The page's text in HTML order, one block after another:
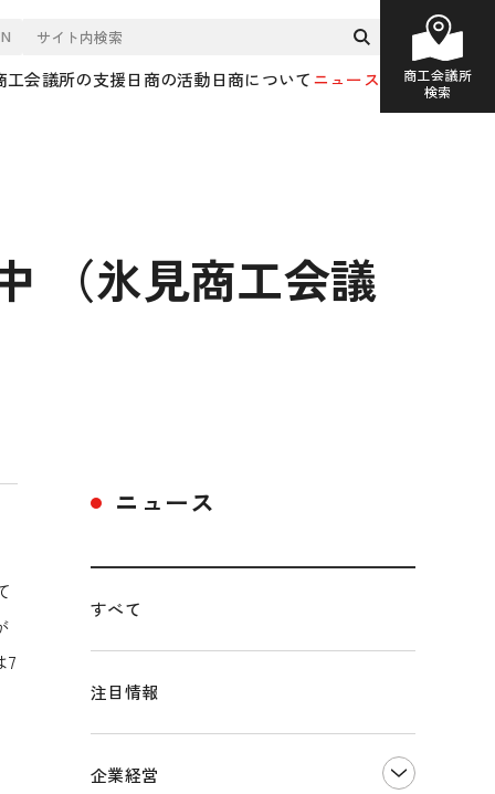
工会議所の支援日商の活動日商についてニュース
商工会議所
検索
（氷見商工会議
7
ニュース
すべて
注目情報
企業経営